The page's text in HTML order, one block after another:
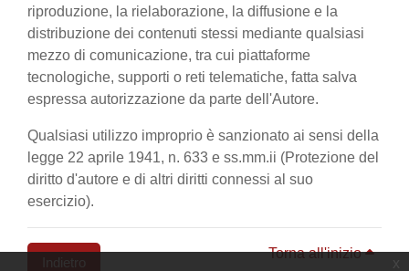
riproduzione, la rielaborazione, la diffusione e la
distribuzione dei contenuti stessi mediante qualsiasi
mezzo di comunicazione, tra cui piattaforme
tecnologiche, supporti o reti telematiche, fatta salva
espressa autorizzazione da parte dell'Autore.
Qualsiasi utilizzo improprio è sanzionato ai sensi della
legge 22 aprile 1941, n. 633 e ss.mm.ii (Protezione del
diritto d'autore e di altri diritti connessi al suo
esercizio).
Torna all'inizio